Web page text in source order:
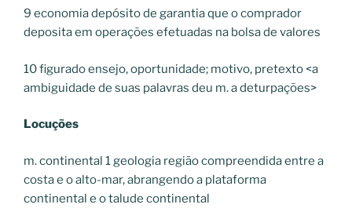
9 economiadepósito de garantia que o comprador
deposita em operações efetuadas na bolsa de valores
10figuradoensejo, oportunidade; motivo, pretexto<a
ambiguidade de suas palavras deu m.a deturpações>
Locuções
m. continental 1geologia região compreendida entre a
costa e o alto-mar, abrangendo a plataforma
continental e o talude continental